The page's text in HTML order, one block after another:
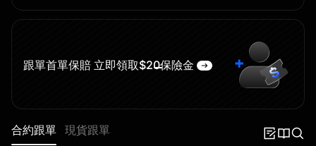
跟單首單保賠 立即領取$20保險金
合約跟單 現貨跟單